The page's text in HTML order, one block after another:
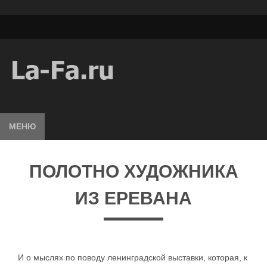
МЕНЮ
ПОЛОТНО ХУДОЖНИКА
ИЗ ЕРЕВАНА
И о мыслях по поводу ленинградской выставки, которая, к